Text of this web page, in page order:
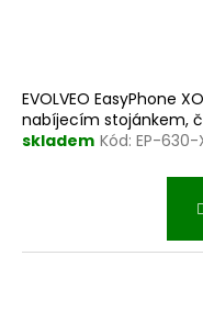
EVOLVEO EasyPhone
nabíjecím stojánkem,
skladem Kód: EP-630-